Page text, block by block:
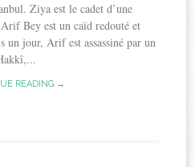
Ziya est le cadet d’une
Bey est un caïd redouté et
un jour, Arif est assassiné par un
READING →